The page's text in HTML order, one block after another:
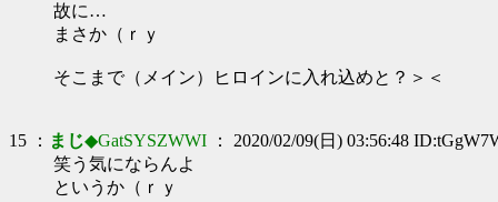
故に…
まさか（ｒｙ
そこまで（メイン）ヒロインに入れ込めと？＞＜
15 ： まじ◆GatSYSZWWI ： 2020/02/09(日) 03:56:48
笑う気にならんよ
というか（ｒｙ